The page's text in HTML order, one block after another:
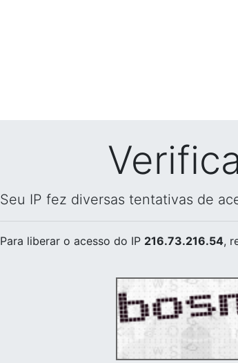
Seu IP fez diversas tentativas de
Para liberar o acesso do IP 216.73.216.54,